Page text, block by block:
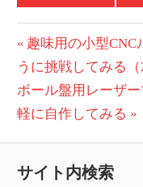
投
稿
ナ
ビ
ゲ
前
の
投
稿:
趣味用の小型CNC
うに挑戦してみる（
次
の
ボール盤用レーザ
軽に自作してみる
サイト内検索